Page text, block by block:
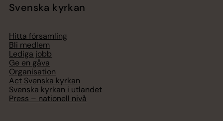
Svenska kyrkan
Hitta församling
Bli medlem
Lediga jobb
Ge en gåva
Organisation
Act Svenska kyrkan
Svenska kyrkan i utlandet
Press – nationell nivå